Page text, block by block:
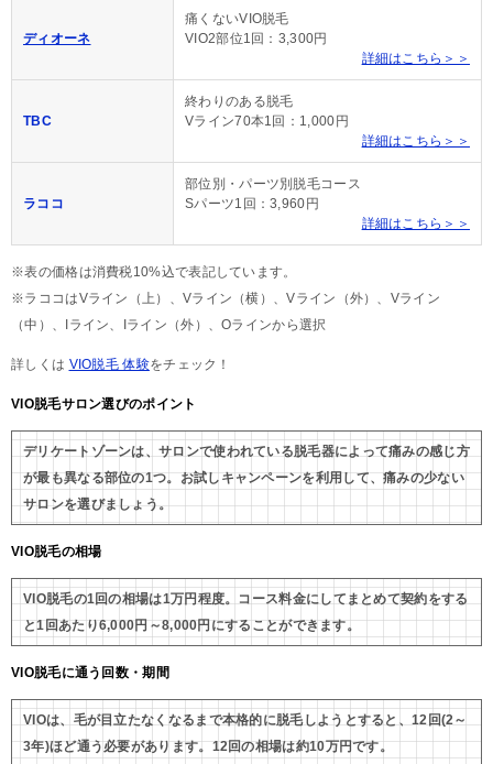
ディオーネ
痛くないVIO脱毛
VIO2部位1回：3,300円
詳細はこちら＞＞
TBC
終わりのある脱毛
Vライン70本1回：1,000円
詳細はこちら＞＞
ラココ
部位別・パーツ別脱毛コース
Sパーツ1回：3,960円
詳細はこちら＞＞
※表の価格は消費税10%込で表記しています。
※ラココはVライン（上）、Vライン（横）、Vライン（外）、Vライン
（中）、Iライン、Iライン（外）、Oラインから選択
詳しくは VIO脱毛 体験をチェック！
VIO脱毛サロン選びのポイント
デリケートゾーンは、サロンで使われている脱毛器によって痛みの感じ方
が最も異なる部位の1つ。お試しキャンペーンを利用して、痛みの少ない
サロンを選びましょう。
VIO脱毛の相場
VIO脱毛の1回の相場は1万円程度。コース料金にしてまとめて契約をする
と1回あたり6,000円～8,000円にすることができます。
VIO脱毛に通う回数・期間
VIOは、毛が目立たなくなるまで本格的に脱毛しようとすると、12回(2～
3年)ほど通う必要があります。12回の相場は約10万円です。